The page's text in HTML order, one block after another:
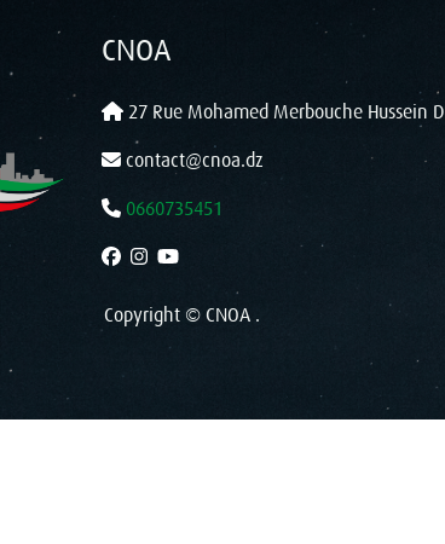
CNOA
27 Rue Mohamed Merbouche Hussein
contact@cnoa.dz
0660735451
Copyright © CNOA .